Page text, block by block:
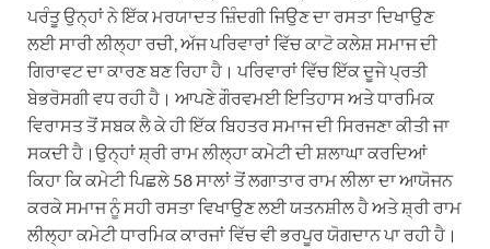
ਪਰੰਤੂ ਉਨ੍ਹਾਂ ਨੇ ਇੱਕ ਮਰਯਾਦਤ ਜ਼ਿੰਦਗੀ ਜਿਉਣ ਦਾ ਰਸਤਾ ਦਿਖਾਉਣ
ਲਈ ਸਾਰੀ ਲੀਲ੍ਹਾ ਰਚੀ, ਅੱਜ ਪਰਿਵਾਰਾਂ ਵਿੱਚ ਕਾਟੋ ਕਲੇਸ਼ ਸਮਾਜ ਦੀ
ਗਿਰਾਵਟ ਦਾ ਕਾਰਣ ਬਣ ਰਿਹਾ ਹੈ। ਪਰਿਵਾਰਾਂ ਵਿੱਚ ਇੱਕ ਦੂਜੇ ਪ੍ਰਤੀ
ਬੇਭਰੋਸਗੀ ਵਧ ਰਹੀ ਹੈ। ਆਪਣੇ ਗੌਰਵਮਈ ਇਤਿਹਾਸ ਅਤੇ ਧਾਰਮਿਕ
ਵਿਰਾਸਤ ਤੋਂ ਸਬਕ ਲੈ ਕੇ ਹੀ ਇੱਕ ਬਿਹਤਰ ਸਮਾਜ ਦੀ ਸਿਰਜਣਾ ਕੀਤੀ ਜਾ
ਸਕਦੀ ਹੈ।ਉਨ੍ਹਾਂ ਸ਼੍ਰੀ ਰਾਮ ਲੀਲ੍ਹਾ ਕਮੇਟੀ ਦੀ ਸ਼ਲਾਘਾ ਕਰਦਿਆਂ
ਕਿਹਾ ਕਿ ਕਮੇਟੀ ਪਿਛਲੇ 58 ਸਾਲਾਂ ਤੋਂ ਲਗਾਤਾਰ ਰਾਮ ਲੀਲਾ ਦਾ ਆਯੋਜਨ
ਕਰਕੇ ਸਮਾਜ ਨੂੰ ਸਹੀ ਰਸਤਾ ਵਿਖਾਉਣ ਲਈ ਯਤਨਸ਼ੀਲ ਹੈ ਅਤੇ ਸ਼੍ਰੀ ਰਾਮ
ਲੀਲ੍ਹਾ ਕਮੇਟੀ ਧਾਰਮਿਕ ਕਾਰਜਾਂ ਵਿੱਚ ਵੀ ਭਰਪੂਰ ਯੋਗਦਾਨ ਪਾ ਰਹੀ ਹੈ।